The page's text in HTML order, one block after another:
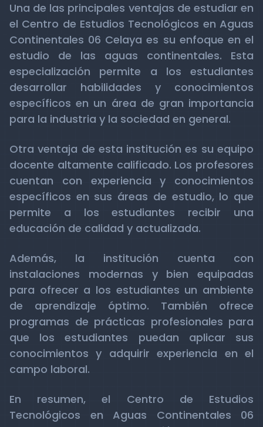
Una de las principales ventajas de estudiar en
el Centro de Estudios Tecnológicos en Aguas
Continentales 06 Celaya es su enfoque en el
estudio de las aguas continentales. Esta
especialización permite a los estudiantes
desarrollar habilidades y conocimientos
específicos en un área de gran importancia
para la industria y la sociedad en general.
Otra ventaja de esta institución es su equipo
docente altamente calificado. Los profesores
cuentan con experiencia y conocimientos
específicos en sus áreas de estudio, lo que
permite a los estudiantes recibir una
educación de calidad y actualizada.
Además, la institución cuenta con
instalaciones modernas y bien equipadas
para ofrecer a los estudiantes un ambiente
de aprendizaje óptimo. También ofrece
programas de prácticas profesionales para
que los estudiantes puedan aplicar sus
conocimientos y adquirir experiencia en el
campo laboral.
En resumen, el Centro de Estudios
Tecnológicos en Aguas Continentales 06